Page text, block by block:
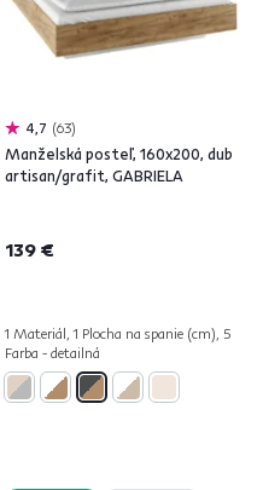
4,7 63
Manželská posteľ, 160x200, dub
artisan/grafit, GABRIELA
139 €
1 Materiál, 1 Plocha na spanie (cm), 5
Farba - detailná